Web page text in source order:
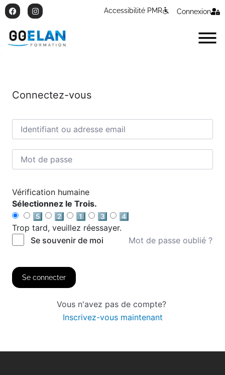
Accessibilité PMR Connexion
Connectez-vous
Vérification humaine
Sélectionnez le Trois.
5️⃣
2️⃣ 1️⃣ 3️⃣
4️⃣
Trop tard, veuillez réessayer.
Se souvenir de moi
Mot de passe oublié ?
Se connecter
Vous n'avez pas de compte?
Inscrivez-vous maintenant